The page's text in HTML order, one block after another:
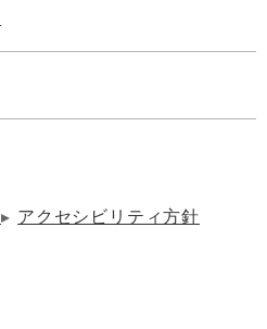
アクセシビリティ方針